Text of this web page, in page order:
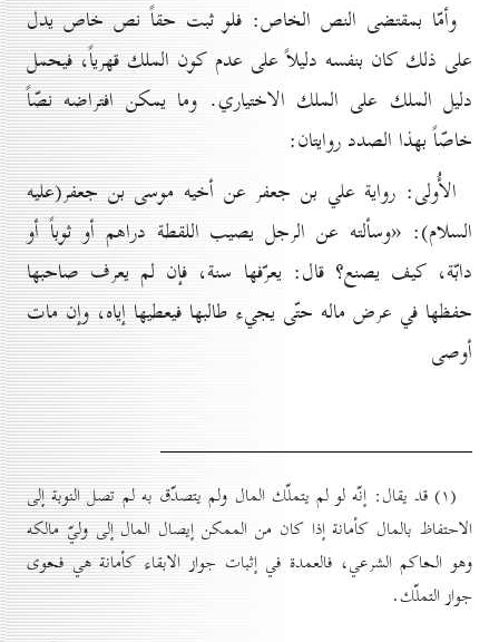
وأمّا بمقتضى النص الخاص: فلو ثبت حقاً نص خاص يدل
على ذلك كان بنفسه دليلاً على عدم كون الملك قهرياً، فيحمل
دليل الملك على الملك الاختياري. وما يمكن افتراضه نصّاً
خاصّاً بهذا الصدد روايتان:
الأُولى: رواية علي بن جعفر عن أخيه موسى بن جعفر(علیه
السلام): «وسألته عن الرجل يصيب اللقطة دراهم أو ثوباً أو
دابّة، كيف يصنع؟ قال: يعرّفها سنة، فإن لم يعرف صاحبها
حفظها في عرض ماله حتّى يجيء طالبها فيعطيها إياه، وإن مات
أوصى
(۱) قد يقال: إنّه لو لم يتملّك المال ولم يتصدّق به لم تصل النوبة إلى
الاحتفاظ بالمال كأمانة إذا كان من الممكن إيصال المال إلى وليّ مالكه
وهو الحاكم الشرعي، فالعمدة في إثبات جواز الابقاء كأمانة هي فحوى
جواز التملّك.